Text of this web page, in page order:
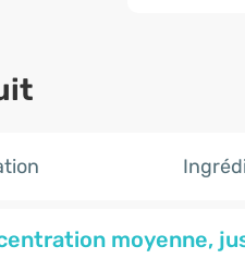
moyenne,